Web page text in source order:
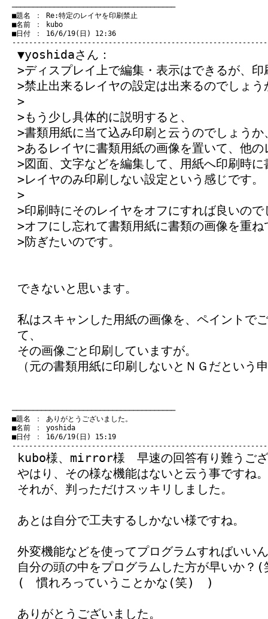
───────────────────────────────────────
■題名 ： Re:特定のレイヤを印刷禁止
■名前 ： kubo
■日付 ： 16/6/19(日) 12:36
▼yoshidaさん：
>ディスプレイ上で編集・表示はできるが、印
>禁止出来るレイヤの設定は出来るのでしょう
>
>もう少し具体的に説明すると、
>書類用紙に当て込み印刷と云うのでしょうか
>あるレイヤに書類用紙の画像を置いて、他の
>図面、文字などを編集して、用紙へ印刷時に
>レイヤのみ印刷しない設定という感じです。
>
>印刷時にそのレイヤをオフにすれば良いので
>オフにし忘れて書類用紙に書類の画像を重
>防ぎたいのです。
できないと思います。
私はスキャンした用紙の画像を、ペイントで
て、
その画像ごと印刷していますが。
（元の書類用紙に印刷しないとＮＧだという
───────────────────────────────────────
■題名 ： ありがとうございました。
■名前 ： yoshida
■日付 ： 16/6/19(日) 15:19
kubo様、mirror様 早速の回答有り難うご
やはり、その様な機能はないと云う事ですね。
それが、判っただけスッキリしました。
あとは自分で工夫するしかない様ですね。
外変機能などを使ってプログラムすればいい
自分の頭の中をプログラムした方が早いか？
( 慣れろっていうことかな(笑) )
ありがとうございました。